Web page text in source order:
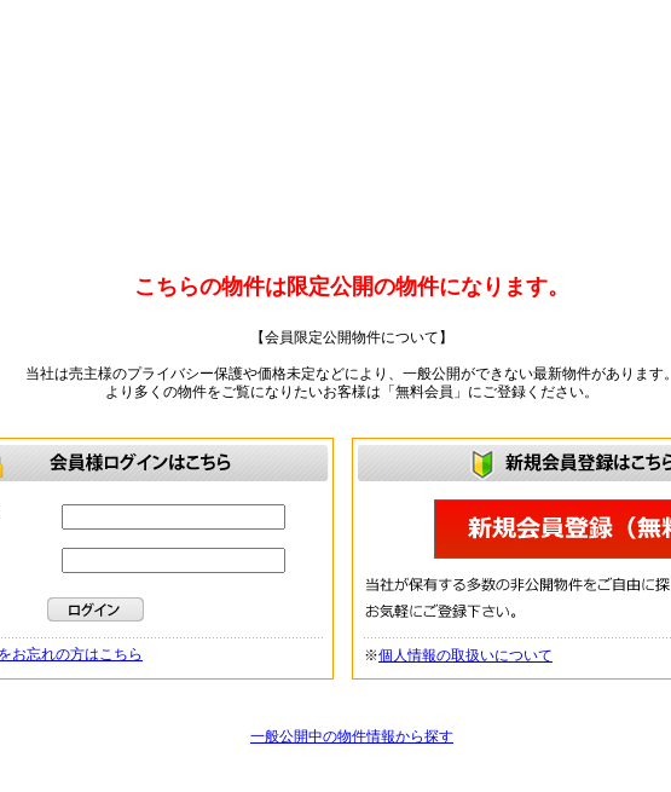
こちらの物件は限定公開の物件になります。
【会員限定公開物件について】
当社は売主様のプライバシー保護や価格未定などにより、一般公開ができない最新物件があります。
より多くの物件をご覧になりたいお客様は「無料会員」にご登録ください。
お忘れの方はこちら ※個人情報の取扱いについて
一般公開中の物件情報から探す